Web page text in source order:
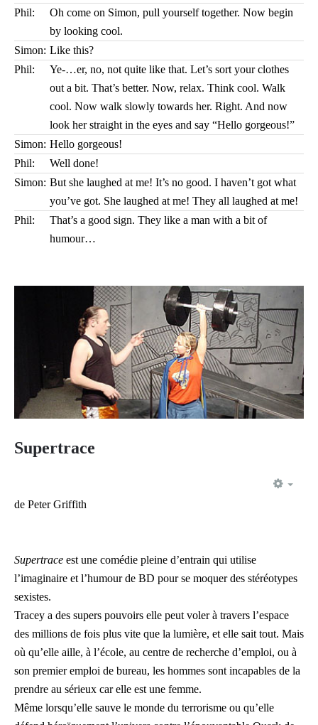
Phil:
Oh come on Simon, pull yourself together. Now begin
by looking cool.
Simon: Like this?
Phil:
Ye-…er, no, not quite like that. Let’s sort your clothes
out a bit. That’s better. Now, relax. Think cool. Walk
cool. Now walk slowly towards her. Right. And now
look her straight in the eyes and say “Hello gorgeous!”
Simon: Hello gorgeous!
Phil:
Well done!
Simon: But she laughed at me! It’s no good. I haven’t got what
you’ve got. She laughed at me! They all laughed at me!
Phil:
That’s a good sign. They like a man with a bit of
humour…
Supertrace
de Peter Griffith
Supertrace est une comédie pleine d’entrain qui utilise
l’imaginaire et l’humour de BD pour se moquer des stéréotypes
sexistes.
Tracey a des supers pouvoirs elle peut voler à travers l’espace
des millions de fois plus vite que la lumière, et elle sait tout. Mais
où qu’elle aille, à l’école, au centre de recherche d’emploi, ou à
son premier emploi de bureau, les hommes sont incapables de la
prendre au sérieux car elle est une femme.
Même lorsqu’elle sauve le monde du terrorisme ou qu’elle